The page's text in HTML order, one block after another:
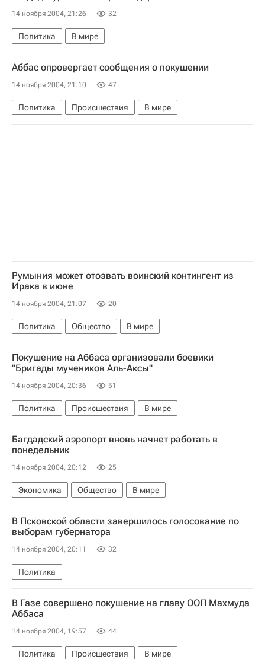
14 ноября 2004, 21:26 32
Политика В мире
Аббас опровергает сообщения о покушении
14 ноября 2004, 21:10 47
Политика Происшествия В мире
Румыния может отозвать воинский контингент из
Ирака в июне
14 ноября 2004, 21:07 20
Политика Общество В мире
Покушение на Аббаса организовали боевики
"Бригады мучеников Аль-Аксы"
14 ноября 2004, 20:36 51
Политика Происшествия В мире
Багдадский аэропорт вновь начнет работать в
понедельник
14 ноября 2004, 20:12 25
Экономика Общество В мире
В Псковской области завершилось голосование по
выборам губернатора
14 ноября 2004, 20:11 32
Политика
В Газе совершено покушение на главу ООП Махмуда
Аббаса
14 ноября 2004, 19:57 44
Политика Происшествия В мире